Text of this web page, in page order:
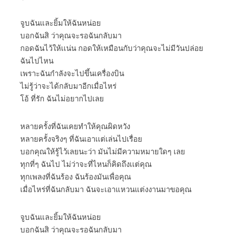
จูบฉันและยิ้มให้ฉันหน่อย
บอกฉันสิ ว่าคุณจะรอฉันกลับมา
กอดฉันไว้ให้เเน่น กอดให้เหมือนกับว่าคุณจะไม่มีวันปล่อย
ฉันไปไหน
เพราะฉันกำลังจะไปขึ้นเครื่องบิน
ไม่รู้ว่าจะได้กลับมาอีกเมื่อไหร่
โอ้ ที่รัก ฉันไม่อยากไปเลย
หลายครั้งที่ฉันเคยทำให้คุณผิดหวัง
หลายครั้งจริงๆ ที่ฉันเอาเเต่เล่นไปเรื่อย
บอกคุณให้รู้ไว้เลยนะว่า มันไม่มีความหมายใดๆ เลย
ทุกที่ๆ ฉันไป ไม่ว่าจะที่ไหนก็คิดถึงเเต่คุณ
ทุกเพลงที่ฉันร้อง ฉันร้องมันเพื่อคุณ
เมื่อไหร่ที่ฉันกลับมา ฉันจะเอาแหวนแต่งงานมาขอคุณ
จูบฉันและยิ้มให้ฉันหน่อย
บอกฉันสิ ว่าคุณจะรอฉันกลับมา